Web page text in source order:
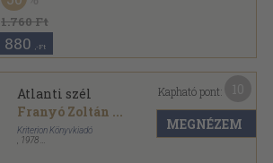
1.760 Ft
880 ,-Ft
Atlanti szél
Franyó Zoltán ...
Kriterion Könyvkiadó
1978
Kapható pont:
MEGNÉZEM